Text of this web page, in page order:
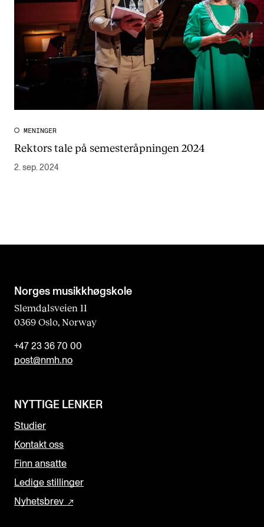
MENINGER
Rektors tale på semesteråpningen 2024
2. sep. 2024
Norges musikk­høgskole
Slemdalsveien 11
0369 Oslo, Norway
+47 23 36 70 00
post@nmh.no
NYTTIGE LENKER
Studier
Kontakt oss
Finn ansatte
Ledige stillinger
Nyhetsbrev